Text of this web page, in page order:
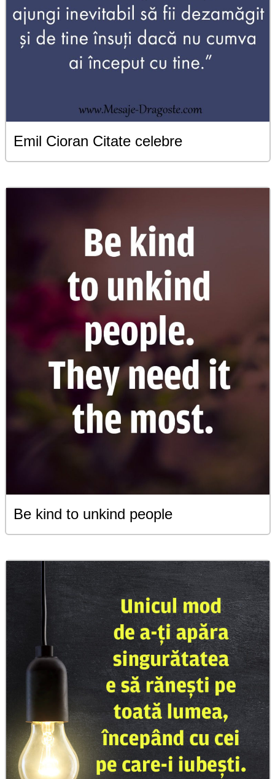
Emil Cioran Citate celebre
Be kind to unkind people